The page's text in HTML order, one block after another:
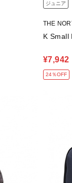
ジュニア
THE
K Small
¥7,942
24％OFF